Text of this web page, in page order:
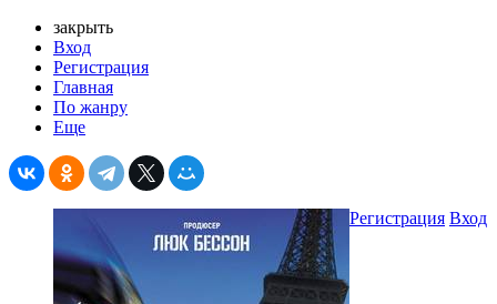
закрыть
Вход
Регистрация
Главная
По жанру
Еще
Регистрация Вход